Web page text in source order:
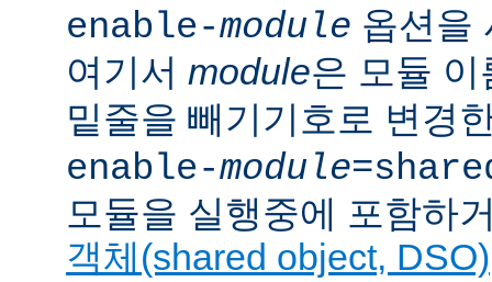
enable-module 옵션을
여기서 module은 모듈
밑줄을 빼기기호로 변경
enable-module
모듈을 실행중에 포함하
객체(shared object, DSO)